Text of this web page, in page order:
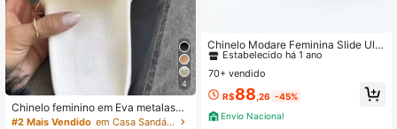
4
Chinelo feminino em Eva metalassê
Leve Confortável Macio
#2 Mais Vendido
em Casa Sandálias Femininas
Chinelo Modare Feminina Slide Ultr
a Conforto Nó Anatômica Praia Bor
boleta Casa
Estabelecido há 1 ano
#5 Mais Vendido
Estabelecido há 1 ano
#5 Mais Vendido
Estabelecido há 1 ano
#5 Mais Vendido
em Maravilhoso Sandálias Femininas
Estabelecido há 1 ano
70+ vendido
R$88 ,26 -45%
Envio Nacional